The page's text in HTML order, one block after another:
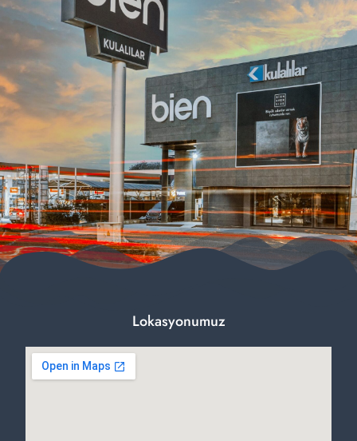
Lokasyonumuz